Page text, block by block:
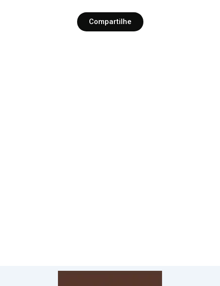
Compartilhe